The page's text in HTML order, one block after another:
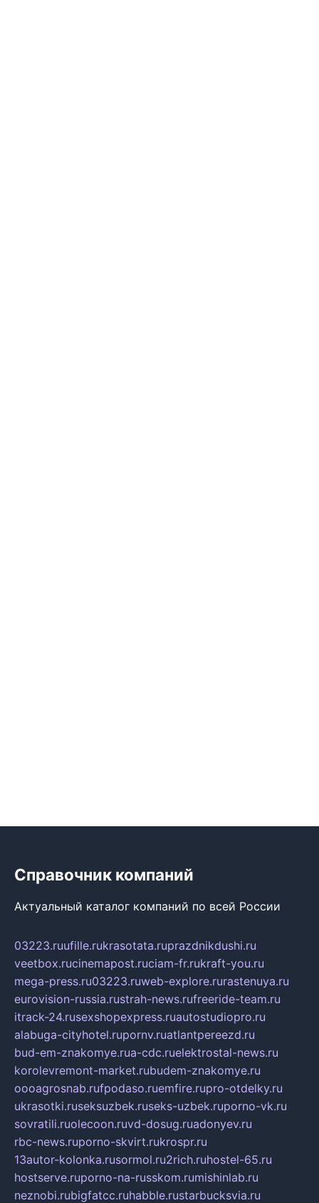
Справочник компаний
Актуальный каталог компаний по всей России
03223.ruufille.rukrasotata.ruprazdnikdushi.ru
veetbox.rucinemapost.ruciam-fr.rukraft-you.ru
mega-press.ru03223.ruweb-explore.rurastenuya.ru
eurovision-russia.rustrah-news.rufreeride-team.ru
itrack-24.rusexshopexpress.ruautostudiopro.ru
alabuga-cityhotel.rupornv.ruatlantpereezd.ru
bud-em-znakomye.rua-cdc.ruelektrostal-news.ru
korolevremont-market.rubudem-znakomye.ru
oooagrosnab.rufpodaso.ruemfire.rupro-otdelky.ru
ukrasotki.ruseksuzbek.ruseks-uzbek.ruporno-vk.ru
sovratili.ruolecoon.ruvd-dosug.ruadonyev.ru
rbc-news.ruporno-skvirt.rukrospr.ru
13autor-kolonka.rusormol.ru2rich.ruhostel-65.ru
hostserve.ruporno-na-russkom.rumishinlab.ru
neznobi.rubigfatcc.ruhabble.rustarbucksvia.ru